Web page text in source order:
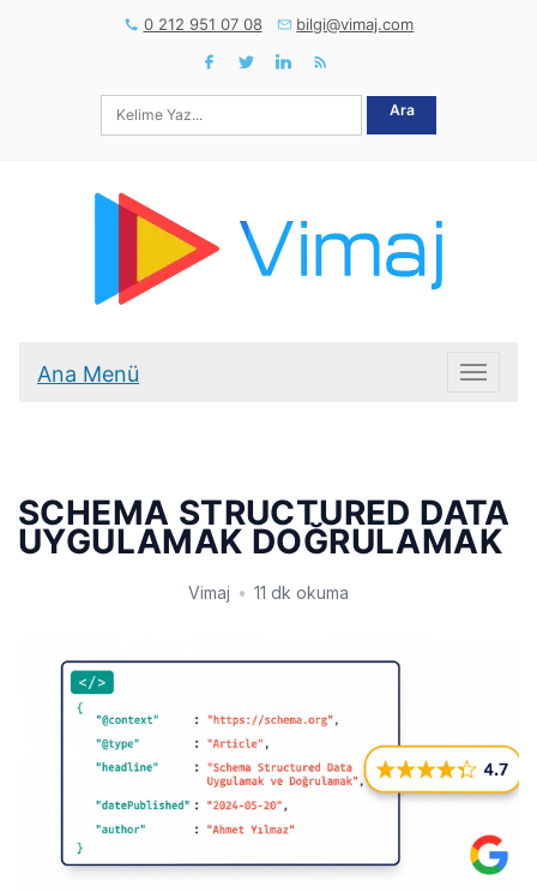
0 212 951 07 08 bilgi@vimaj.com
Ara
Ana Menü Ana
SCHEMA STRUCTURED DATA
UYGULAMAK DOĞRULAMAK
Vimaj • 11 dk okuma